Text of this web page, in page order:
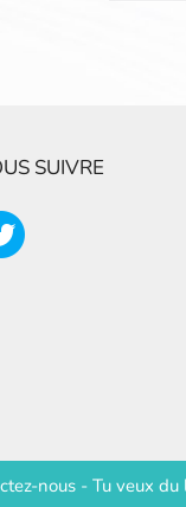
SUIVRE
nous - Tu veux du